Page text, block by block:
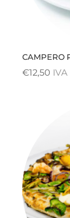
CAMPERO
€12,50